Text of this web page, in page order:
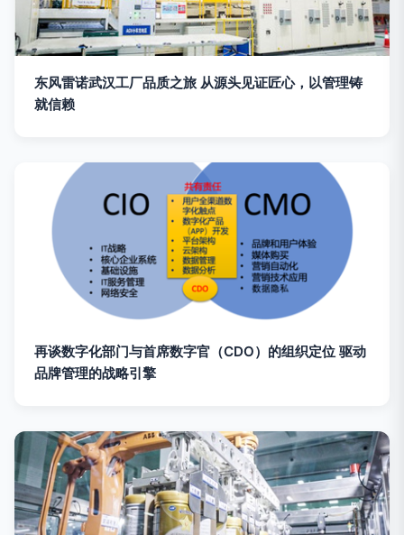
东风雷诺武汉工厂品质之旅 从源头见证匠心，以管理铸
就信赖
再谈数字化部门与首席数字官（CDO）的组织定位 驱动
品牌管理的战略引擎